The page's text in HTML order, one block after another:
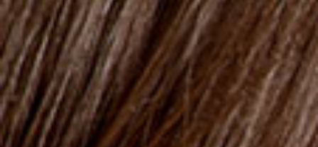
Augencreme
EYE CREAM
Verstärkt die Hautzellen um 111% *
Gluten frei